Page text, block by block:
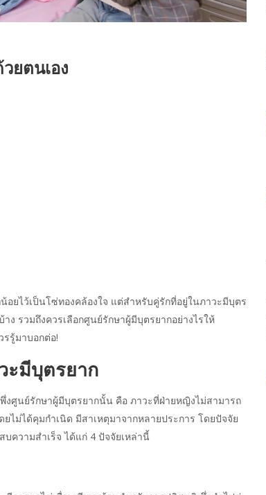
ยตนเอง
ยไว้เป็นโซ่ทองคล้องใจ แต่สำหรับคู่รักที่อยู่ในภาวะมีบุตร
ง รวมถึงควรเลือกศูนย์รักษาผู้มีบุตรยากอย่างไรให้
รู้มาบอกต่อ!
ะมีบุตรยาก
งศูนย์รักษาผู้มีบุตรยากนั้น คือ ภาวะที่ฝ่ายหญิงไม่สามารถ
ไม่ได้คุมกำเนิด มีสาเหตุมาจากหลายประการ โดยปัจจัย
ความสำเร็จ ได้แก่ 4 ปัจจัยเหล่านี้